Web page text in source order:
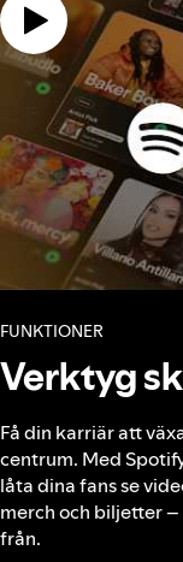
FUNKTIONER
Verktyg
Få din karriär att
centrum. Med
låta dina fans se
merch och biljetter
från.